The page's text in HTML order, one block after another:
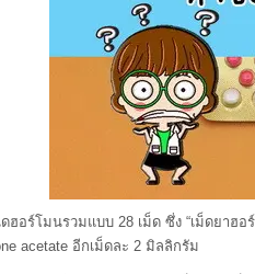
รวมแบบ 28 เม็ด ซึ่ง “เม็ดยาฮอร์โ
acetate อีกเม็ดละ 2 มิลลิกรัม